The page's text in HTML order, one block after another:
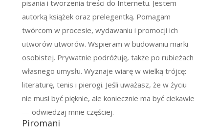
pisania i tworzenia treści do Internetu. Jestem
autorką książek oraz prelegentką. Pomagam
twórcom w procesie, wydawaniu i promocji ich
utworów utworów. Wspieram w budowaniu marki
osobistej. Prywatnie podróżuję, także po rubieżach
własnego umysłu. Wyznaje wiarę w wielką trójcę:
literaturę, tenis i pierogi. Jeśli uważasz, że w życiu
nie musi być pięknie, ale koniecznie ma być ciekawie
— odwiedzaj mnie częściej.
Piromani